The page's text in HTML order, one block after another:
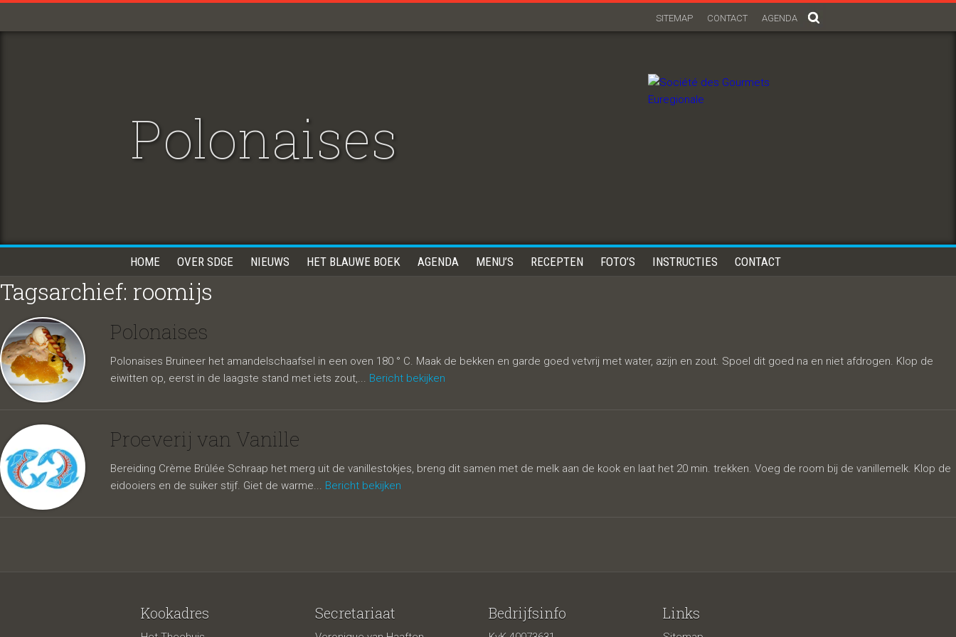
AGENDA
CONTACT
SITEMAP
Polonaises
HOME OVER SDGE NIEUWS HET BLAUWE BOEK AGENDA MENU’S RECEPTEN FOTO’S INSTRUCTIES CONTACT
Tagsarchief: roomijs
Polonaises
Polonaises Bruineer het amandelschaafsel in een oven 180 ° C. Maak de bekken en garde goed vetvrij met water, azijn en zout. Spoel dit goed na en niet afdrogen. Klop de
eiwitten op, eerst in de laagste stand met iets zout,... Bericht bekijken
Proeverij van Vanille
Bereiding Crème Brûlée Schraap het merg uit de vanillestokjes, breng dit samen met de melk aan de kook en laat het 20 min. trekken. Voeg de room bij de vanillemelk. Klop de
eidooiers en de suiker stijf. Giet de warme... Bericht bekijken
Kookadres Secretariaat Bedrijfsinfo Links